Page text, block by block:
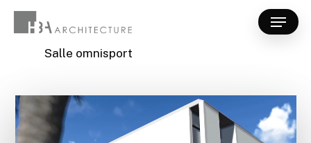
Skip
Menu
Salle omnisport